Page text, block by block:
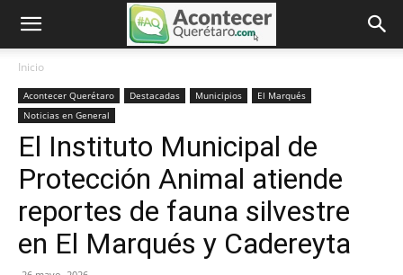
Inicio
Acontecer Querétaro Destacadas Municipios
El Marqués
Noticias en General
El Instituto Municipal de
Protección Animal atiende
reportes de fauna silvestre
en El Marqués y Cadereyta